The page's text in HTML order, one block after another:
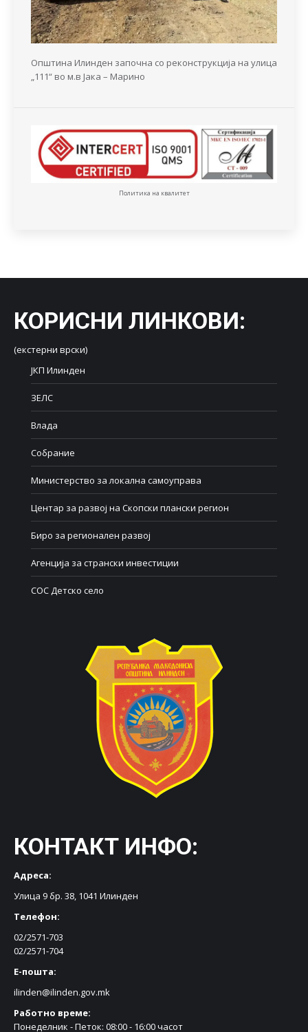
Општина Илинден започна со реконструкција на улица
„111“ во м.в Јака – Марино
Политика на квалитет
КОРИСНИ ЛИНКОВИ:
(екстерни врски)
ЈКП Илинден
ЗЕЛС
Влада
Собрание
Министерство за локална самоуправа
Центар за развој на Скопски плански регион
Биро за регионален развој
Агенција за странски инвестиции
СОС Детско село
КОНТАКТ ИНФО:
Адреса:
Улица 9 бр. 38, 1041 Илинден
Телефон:
02/2571-703
02/2571-704
Е-пошта:
ilinden@ilinden.gov.mk
Работно време:
Понеделник - Петок: 08:00 - 16:00 часот